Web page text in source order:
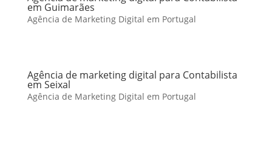
em Guimarães
Agência de Marketing Digital em Portugal
Agência de marketing digital para Contabilista
em Seixal
Agência de Marketing Digital em Portugal